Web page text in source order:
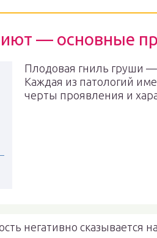
— основные
Плодовая гниль груши
Каждая из патологий
черты проявления и
негативно сказывается